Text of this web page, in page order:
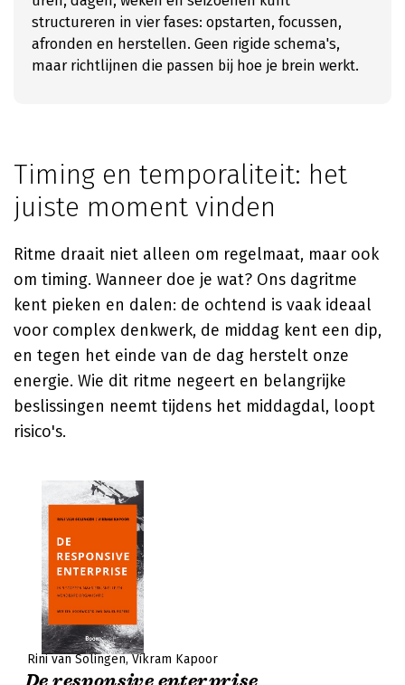
structureren in vier fases: opstarten, focussen,
afronden en herstellen. Geen rigide schema's,
maar richtlijnen die passen bij hoe je brein werkt.
Timing en temporaliteit: het
juiste moment vinden
Ritme draait niet alleen om regelmaat, maar ook
om timing. Wanneer doe je wat? Ons dagritme
kent pieken en dalen: de ochtend is vaak ideaal
voor complex denkwerk, de middag kent een dip,
en tegen het einde van de dag herstelt onze
energie. Wie dit ritme negeert en belangrijke
beslissingen neemt tijdens het middagdal, loopt
risico's.
Rini van Solingen Vikram Kapoor